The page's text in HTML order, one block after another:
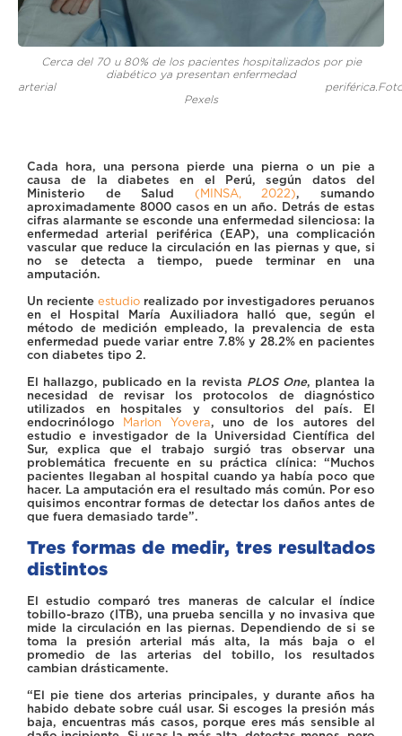
Cerca del 70 u 80% de los pacientes hospitalizados por pie
diabético ya presentan enfermedad
arterial
Pexels
Cada hora, una persona pierde una pierna o un pie a
causa de la diabetes en el Perú, según datos del
Ministerio de Salud (MINSA, 2022), sumando
aproximadamente 8000 casos en un año. Detrás de estas
cifras alarmante se esconde una enfermedad silenciosa: la
enfermedad arterial periférica (EAP), una complicación
vascular que reduce la circulación en las piernas y que, si
no se detecta a tiempo, puede terminar en una
amputación.
Un reciente estudio realizado por investigadores peruanos
en el Hospital María Auxiliadora halló que, según el
método de medición empleado, la prevalencia de esta
enfermedad puede variar entre 7.8% y 28.2% en pacientes
con diabetes tipo 2.
El hallazgo, publicado en la revista PLOS One, plantea la
necesidad de revisar los protocolos de diagnóstico
utilizados en hospitales y consultorios del país. El
endocrinólogo
Marlon Yovera, uno de los autores del
estudio e investigador de la Universidad Científica del
Sur, explica que el trabajo surgió tras observar una
problemática frecuente en su práctica clínica: “Muchos
pacientes llegaban al hospital cuando ya había poco que
hacer. La amputación era el resultado más común. Por eso
quisimos encontrar formas de detectar los daños antes de
que fuera demasiado tarde”.
Tres formas de medir, tres resultados
distintos
El estudio comparó tres maneras de calcular el índice
tobillo-brazo (ITB), una prueba sencilla y no invasiva que
mide la circulación en las piernas. Dependiendo de si se
toma la presión arterial más alta, la más baja o el
promedio de las arterias del tobillo, los resultados
cambian drásticamente.
“El pie tiene dos arterias principales, y durante años ha
habido debate sobre cuál usar. Si escoges la presión más
baja, encuentras más casos, porque eres más sensible al